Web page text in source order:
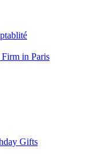
in Paris
Gifts